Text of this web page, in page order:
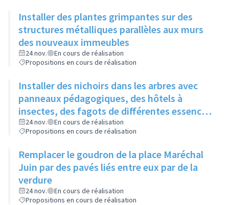
Installer des plantes grimpantes sur des
structures métalliques parallèles aux murs
des nouveaux immeubles
24 nov.
En cours de réalisation
Propositions en cours de réalisation
Installer des nichoirs dans les arbres avec
panneaux pédagogiques, des hôtels à
insectes, des fagots de différentes essences
pour stimuler la biodiversité sur la place du
Château à la Roue
24 nov.
En cours de réalisation
Propositions en cours de réalisation
Remplacer le goudron de la place Maréchal
Juin par des pavés liés entre eux par de la
verdure
24 nov.
En cours de réalisation
Propositions en cours de réalisation